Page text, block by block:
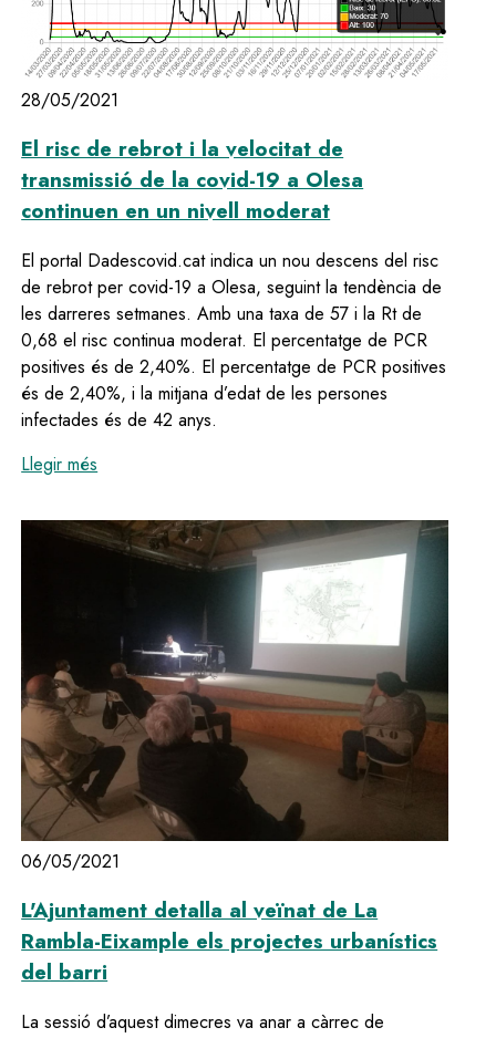
28/05/2021
El risc de rebrot i la velocitat de
transmissió de la covid-19 a Olesa
continuen en un nivell moderat
El portal Dadescovid.cat indica un nou descens del risc
de rebrot per covid-19 a Olesa, seguint la tendència de
les darreres setmanes. Amb una taxa de 57 i la Rt de
0,68 el risc continua moderat. El percentatge de PCR
positives és de 2,40%. El percentatge de PCR positives
és de 2,40%, i la mitjana d’edat de les persones
infectades és de 42 anys.
Llegir més
06/05/2021
L'Ajuntament detalla al veïnat de La
Rambla-Eixample els projectes urbanístics
del barri
La sessió d’aquest dimecres va anar a càrrec de